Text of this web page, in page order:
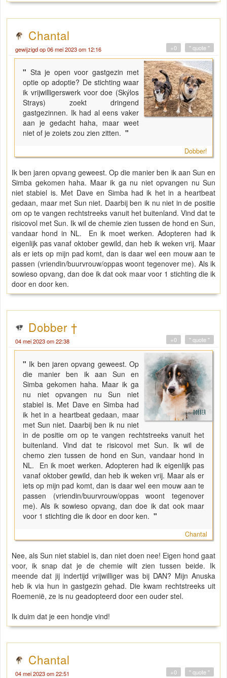
Chantal
gewijzigd op 06 mei 2023 om 12:16 " quote "
+0
" Sta je open voor gastgezin met
optie op adoptie? De stichting waar
ik vrijwilligerswerk voor doe (Skýlos
Strays) zoekt dringend
gastgezinnen. Ik had al eens vaker
aan je gedacht haha, maar weet
niet of je zoiets zou zien zitten. "
Dobber!
Ik ben jaren opvang geweest. Op die manier ben ik aan Sun en
Simba gekomen haha. Maar ik ga nu niet opvangen nu Sun
niet stabiel is. Met Dave en Simba had ik het in a heartbeat
gedaan, maar met Sun niet. Daarbij ben ik nu niet in de positie
om op te vangen rechtstreeks vanuit het buitenland. Vind dat te
risicovol met Sun. Ik wil de chemie zien tussen de hond en Sun,
vandaar hond in NL. En ik moet werken. Adopteren had ik
eigenlijk pas vanaf oktober gewild, dan heb ik weken vrij. Maar
als er iets op mijn pad komt, dan is daar wel een mouw aan te
passen (vriendin/buurvrouw/oppas woont tegenover me). Als ik
sowieso opvang, dan doe ik dat ook maar voor 1 stichting die ik
door en door ken.
Dobber †
04 mei 2023 om 22:38 " quote "
+0
" Ik ben jaren opvang geweest. Op
die manier ben ik aan Sun en
Simba gekomen haha. Maar ik ga
nu niet opvangen nu Sun niet
stabiel is. Met Dave en Simba had
ik het in a heartbeat gedaan, maar
met Sun niet. Daarbij ben ik nu niet
in de positie om op te vangen rechtstreeks vanuit het
buitenland. Vind dat te risicovol met Sun. Ik wil de
chemo zien tussen de hond en Sun, vandaar hond in
NL. En ik moet werken. Adopteren had ik eigenlijk pas
vanaf oktober gewild, dan heb ik weken vrij. Maar als er
iets op mijn pad komt, dan is daar wel een mouw aan te
passen (vriendin/buurvrouw/oppas woont tegenover
me). Als ik sowieso opvang, dan doe ik dat ook maar
voor 1 stichting die ik door en door ken. "
Chantal
Nee, als Sun niet stabiel is, dan niet doen nee! Eigen hond gaat
voor, ik snap dat je de chemie wilt zien tussen beide. Ik
meende dat jij indertijd vrijwilliger was bij DAN? Mijn Anuska
heb ik via hun in gastgezin gehad. Die kwam rechtstreeks uit
Roemenië, ze is nu geadopteerd door een ouder stel.
Ik duim dat je een hondje vind!
Chantal
04 mei 2023 om 22:51 " quote "
+0